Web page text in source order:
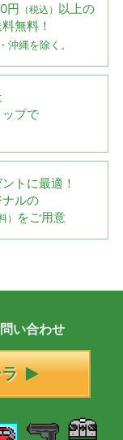
円 （税込） 以上の
無料！
沖縄を除く。
プで
トに最適！
ルの
） をご用意
い合わせ